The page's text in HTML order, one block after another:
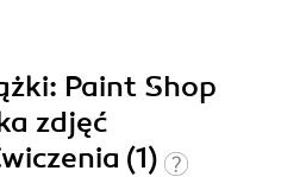
: Paint Shop
zdjęć
(1)